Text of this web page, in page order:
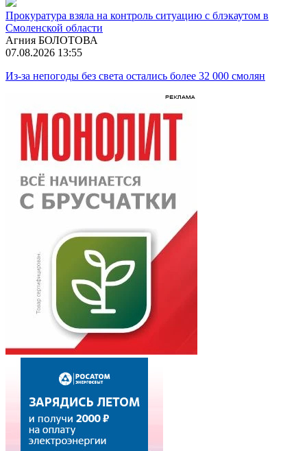
Прокуратура взяла на контроль ситуацию с блэкаутом в
Смоленской области
Агния БОЛОТОВА
07.08.2026 13:55
Из-за непогоды без света остались более 32 000 смолян